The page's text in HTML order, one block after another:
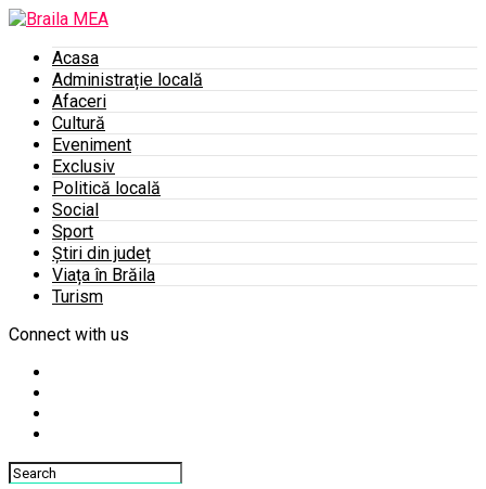
Acasa
Administrație locală
Afaceri
Cultură
Eveniment
Exclusiv
Politică locală
Social
Sport
Știri din județ
Viața în Brăila
Turism
Connect with us